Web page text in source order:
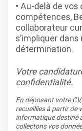
Au-delà de
compétences,
collaborateur
s’impliquer
détermination.
Votre
confidentialité.
En déposant votre
recueillies à partir de
informatique destiné
collectons vos